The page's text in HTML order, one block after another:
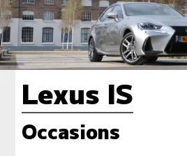
Lexus IS
Occasions